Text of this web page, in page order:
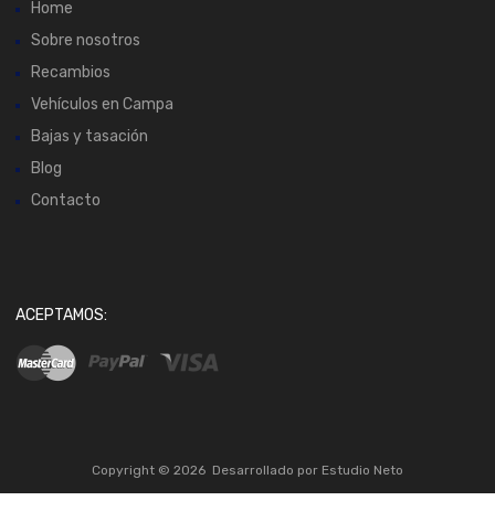
Home
Sobre nosotros
Recambios
Vehículos en Campa
Bajas y tasación
Blog
Contacto
ACEPTAMOS:
Copyright © 2026 Desarrollado por Estudio Neto